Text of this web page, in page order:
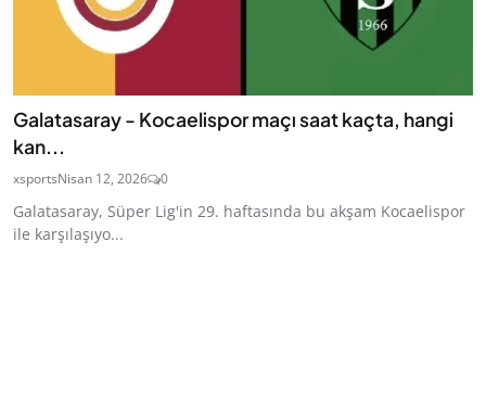
Galatasaray - Kocaelispor maçı saat kaçta, hangi
kan...
xsportsNisan 12, 2026 0
Galatasaray, Süper Lig'in 29. haftasında bu akşam Kocaelispor
ile karşılaşıyo...